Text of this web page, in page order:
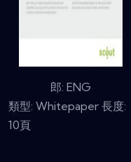
郎: ENG
類型: Whitepaper 長度:
10頁